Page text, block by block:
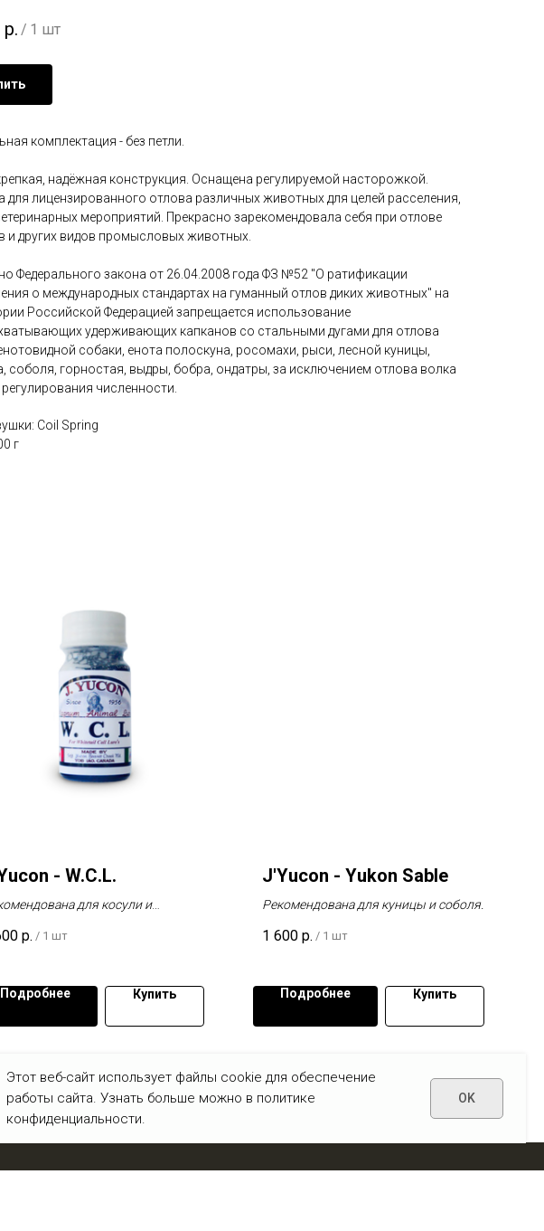
р. / 1 шт
комплектация - без петли.
надёжная конструкция. Оснащена регулируемой насторожкой.
для лицензированного отлова различных животных для целей расселения,
мероприятий. Прекрасно зарекомендовала себя при отлове
и других видов промысловых животных.
Федерального закона от 26.04.2008 года ФЗ №52 "О ратификации
о международных стандартах на гуманный отлов диких животных" на
Российской Федерацией запрещается использование
удерживающих капканов со стальными дугами для отлова
собаки, енота полоскуна, росомахи, рыси, лесной куницы,
соболя, горностая, выдры, бобра, ондатры, за исключением отлова волка
регулирования численности.
Coil Spring
г
- W.C.L.
для косули и
р. / 1 шт
Подробнее Купить
J'Yucon - Yukon Sable
Рекомендована для куницы и соболя.
1 600 р. / 1 шт
Подробнее Купить
Этот веб-сайт использует файлы cookie для обеспечение
работы сайта. Узнать больше можно в политике
конфиденциальности.
OK